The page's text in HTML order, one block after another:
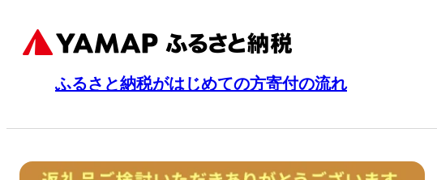
ふるさと納税がはじめての方寄付の流れ